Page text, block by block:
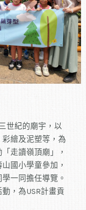
世紀的廟宇，以
繪及泥塑等，為
走讀嶺頂廟」，
國小學童參加，
一同擔任導覽。
，為USR計畫貢